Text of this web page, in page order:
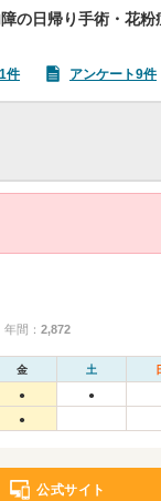
の日帰り手術・花
件 アンケート9件
間： 2,872
金 土
● ●
●
公式サイト